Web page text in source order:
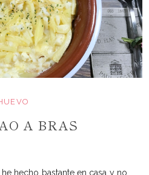
A BRAS
hecho bastante en casa y no